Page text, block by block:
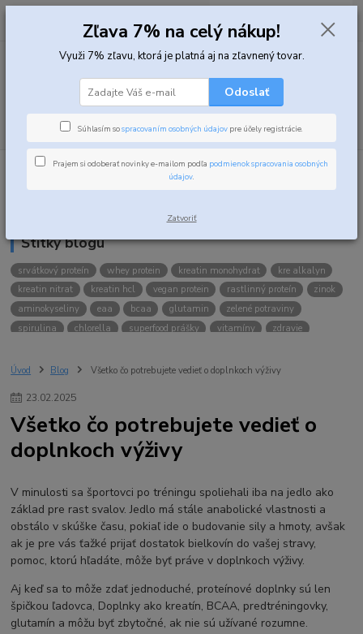
Hľadať
0,00 EUR
Kategórie blogu
Štítky blogu
srvátkový proteín whey protein kreatin monohydrat
kre alkalyn
kreatin nitrat
kreatin hcl vegan protein rastlinný proteín
zinok
aminokyseliny
eaa bcaa glutamin
zelené potraviny
spirulina
chlorella superfood prášky vitamíny zdravie
Úvod Blog Všetko čo potrebujete vedieť o doplnkoch výživy
23.02.2025
Všetko čo potrebujete vedieť o
doplnkoch výživy
V minulosti sa športovci po tréningu spoliehali iba na jedlo ako
základ pre rast svalov. Jedlo má stále anabolické vlastnosti a
obstálo v skúške času, pokiaľ ide o budovanie sily a hmoty, avšak
ak je pre vás ťažké prijať dostatok bielkovín do vašej stravy,
pomoc, ktorú hľadáte, môže byť práve v doplnkoch výživy.
Aj keď sa to môže zdať jednoduché, proteínové doplnky sú len
špičkou ľadovca, Doplnky ako kreatín, BCAA, predtréningovky,
glutamín a môžu byť zbytočné, ak nie sú užívané rozumne.
Zľava 7% na celý nákup!
Využi 7% zľavu, ktorá je platná aj na zľavnený tovar.
Odoslať
Súhlasím sospracovaním osobných údajov pre účely registrácie.
Prajem si odoberať novinky e-mailom podľa podmienok spracovania osobných
údajov.
Zatvoriť